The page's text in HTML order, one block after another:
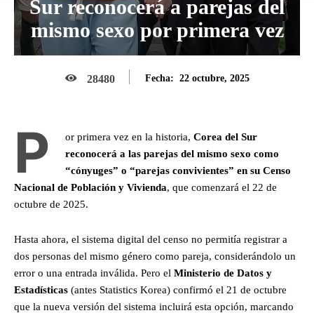
Sur reconocerá a parejas del
mismo sexo por primera vez
28480 Fecha: 22 octubre, 2025
P or primera vez en la historia, Corea del Sur
reconocerá a las parejas del mismo sexo como
“cónyuges” o “parejas convivientes” en su Censo
Nacional de Población y Vivienda, que comenzará el 22 de
octubre de 2025.
Hasta ahora, el sistema digital del censo no permitía registrar a
dos personas del mismo género como pareja, considerándolo un
error o una entrada inválida. Pero el Ministerio de Datos y
Estadísticas (antes Statistics Korea) confirmó el 21 de octubre
que la nueva versión del sistema incluirá esta opción, marcando